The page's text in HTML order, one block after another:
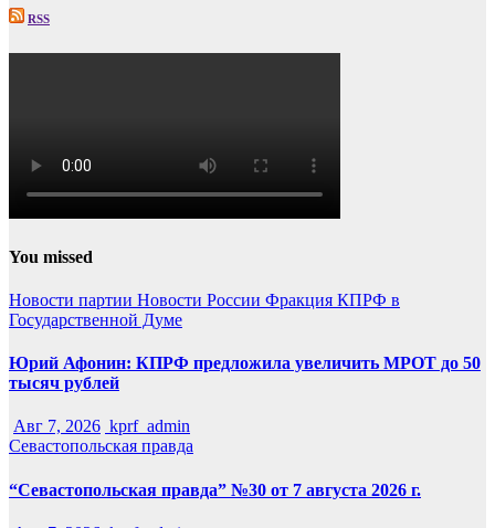
RSS
You missed
Новости партии Новости России Фракция КПРФ в
Государственной Думе
Юрий Афонин: КПРФ предложила увеличить МРОТ до 50
тысяч рублей
Авг 7, 2026 kprf_admin
Севастопольская правда
“Севастопольская правда” №30 от 7 августа 2026 г.